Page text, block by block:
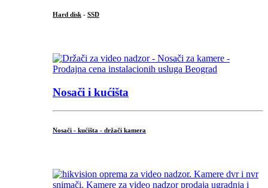
Hard disk - SSD
Nosači i kućišta
Nosači - kućišta - držači kamera